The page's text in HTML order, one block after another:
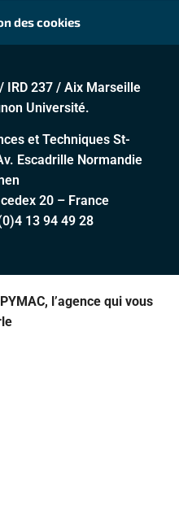
des cookies
IRD 237 / Aix Marseille
Université.
et Techniques St-
Escadrille Normandie
20 – France
13 94 49 28
PYMAC, l’agence qui vous